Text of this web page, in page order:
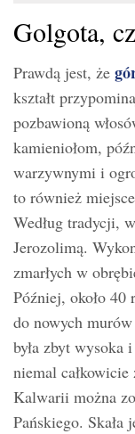
Golgota,
Prawdą jest, że
kształt
pozbawioną
kamieniołom,
warzywnymi i
to również
Według tradycji,
Jerozolimą.
zmarłych w
Później, około 40
do nowych
była zbyt wysoka
niemal całkowicie
Kalwarii można
Pańskiego. Skała